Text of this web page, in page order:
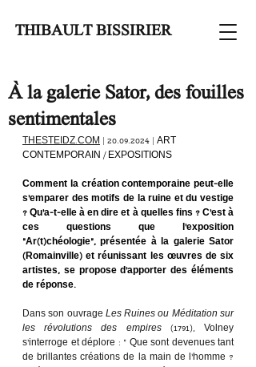
THIBAULT BISSIRIER
À la galerie Sator, des fouilles
sentimentales
THESTEIDZ.COM | 20.09.2024 | ART
CONTEMPORAIN / EXPOSITIONS
Comment la création contemporaine peut-elle
s’emparer des motifs de la ruine et du vestige
? Qu’a-t-elle à en dire et à quelles fins ? C’est à
ces questions que l’exposition
“Ar(t)chéologie”, présentée à la galerie Sator
(Romainville) et réunissant les œuvres de six
artistes, se propose d’apporter des éléments
de réponse.
Dans son ouvrage Les Ruines ou Méditation sur
les révolutions des empires (1791), Volney
s’interroge et déplore : « Que sont devenues tant
de brillantes créations de la main de l’homme ?